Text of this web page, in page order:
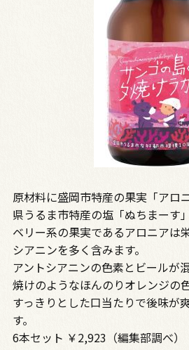
原材料に盛岡市特産の果実「アロ
県うるま市特産の塩「ぬちまーす
ベリー系の果実であるアロニアは
シアニンを多く含みます。
アントシアニンの色素とビールが
焼けのようなほんのりオレンジの
すっきりとした口当たりで後味が
す。
6本セット ￥2,923（編集部調べ）